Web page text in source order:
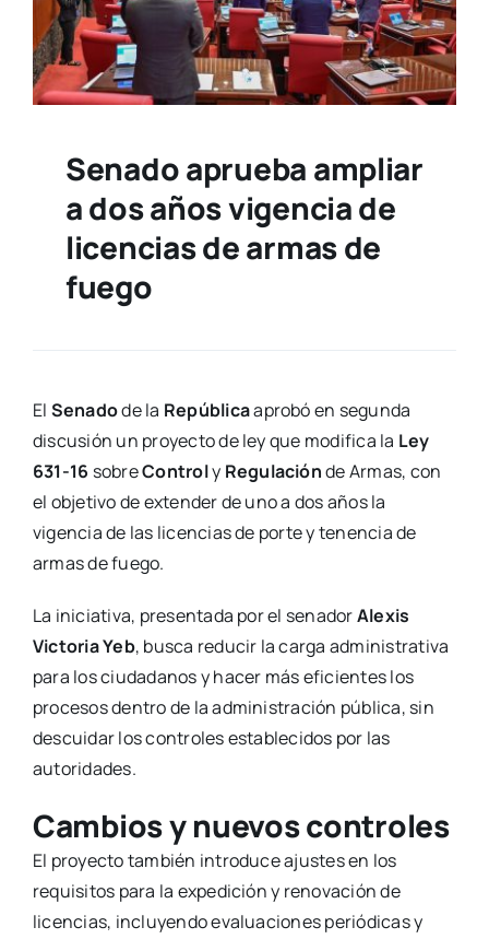
Senado aprueba ampliar
a dos años vigencia de
licencias de armas de
fuego
El Senadode la Repúblicaaprobó en segunda
discusión un proyecto de ley que modifica la Ley
631-16 sobreControly Regulaciónde Armas, con
el objetivo de extender de uno a dos años la
vigencia de las licencias de porte y tenencia de
armas de fuego.
La iniciativa, presentada por el senadorAlexis
Victoria Yeb, busca reducir la carga administrativa
para los ciudadanos y hacer más eficientes los
procesos dentro de la administración pública, sin
descuidar los controles establecidos por las
autoridades.
Cambios y nuevos controles
El proyecto también introduce ajustes en los
requisitos para la expedición y renovación de
licencias, incluyendo evaluaciones periódicas y